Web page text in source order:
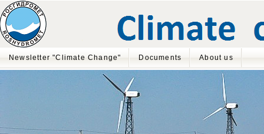
Newsletter "Climate Change" Documents About us